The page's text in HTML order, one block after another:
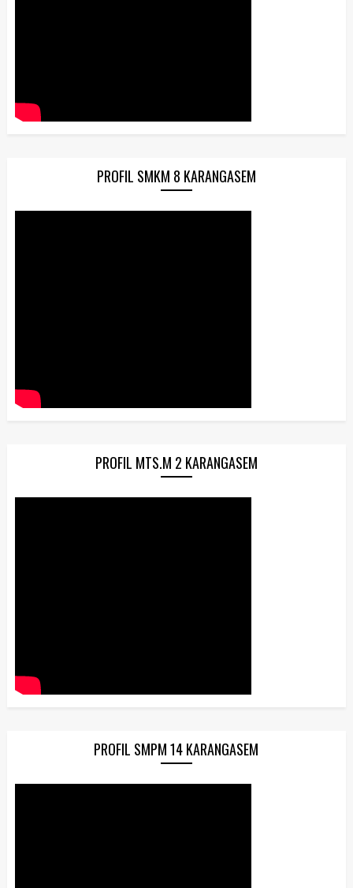
PROFIL SMKM 8 KARANGASEM
PROFIL MTS.M 2 KARANGASEM
PROFIL SMPM 14 KARANGASEM